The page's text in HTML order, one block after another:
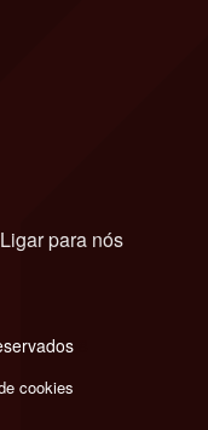
Ligar para nós
cookies